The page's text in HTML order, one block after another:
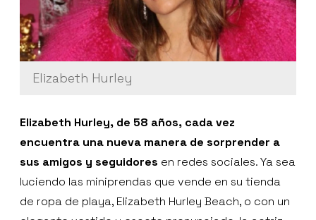
Elizabeth Hurley
Elizabeth Hurley, de 58 años, cada vez
encuentra una nueva manera de sorprender a
sus amigos y seguidores en redes sociales. Ya sea
luciendo las miniprendas que vende en su tienda
de ropa de playa, Elizabeth Hurley Beach, o con un